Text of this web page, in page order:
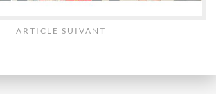
ARTICLE SUIVANT